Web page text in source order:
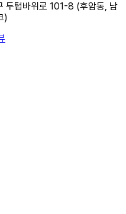
두텁바위로 101-8 (후암동, 남
)